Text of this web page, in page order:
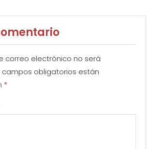
correo electrónico no será
campos obligatorios están
*